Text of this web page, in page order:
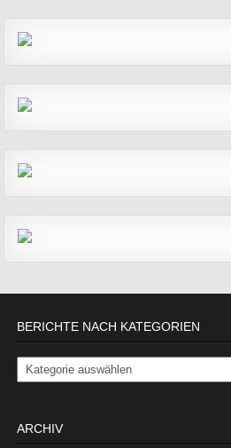
BERICHTE NACH KATEGORIEN
Berichte nach Kategorien
ARCHIV